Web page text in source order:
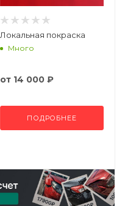
Локальная покраска
Много
от 14 000 ₽
ПОДРОБНЕЕ